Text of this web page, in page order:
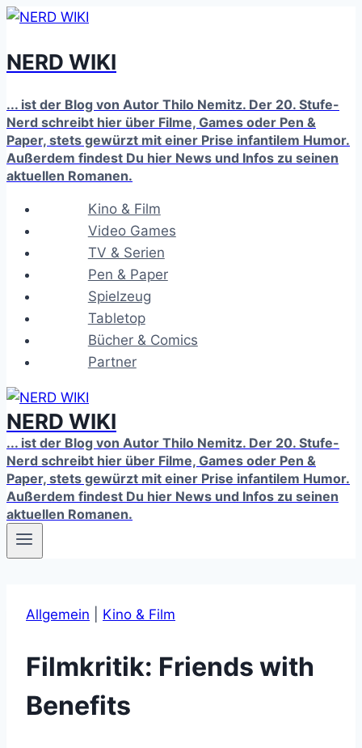
Zum
springen
NERD WIKI
... ist der Blog von Autor Thilo Nemitz. Der 20. Stufe-
Nerd schreibt hier über Filme, Games oder Pen &
Paper, stets gewürzt mit einer Prise infantilem Humor.
Außerdem findest Du hier News und Infos zu seinen
aktuellen Romanen.
Kino & Film
Video Games
TV & Serien
Pen & Paper
Spielzeug
Tabletop
Bücher & Comics
Partner
NERD WIKI
... ist der Blog von Autor Thilo Nemitz. Der 20. Stufe-
Nerd schreibt hier über Filme, Games oder Pen &
Paper, stets gewürzt mit einer Prise infantilem Humor.
Außerdem findest Du hier News und Infos zu seinen
aktuellen Romanen.
Allgemein Kino & Film
Filmkritik: Friends with
Benefits